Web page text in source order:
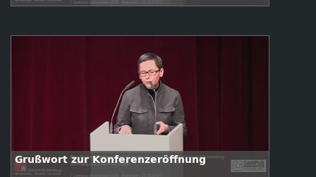
Grußwort zur Konferenzeröffnung